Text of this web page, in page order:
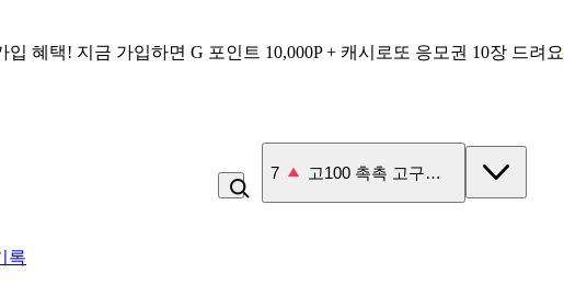
입 혜택! 지금 가입하면 G 포인트 10,000P + 캐시로또 응모권 10장 드려요
7 고100 촉촉 고구마 스틱
록